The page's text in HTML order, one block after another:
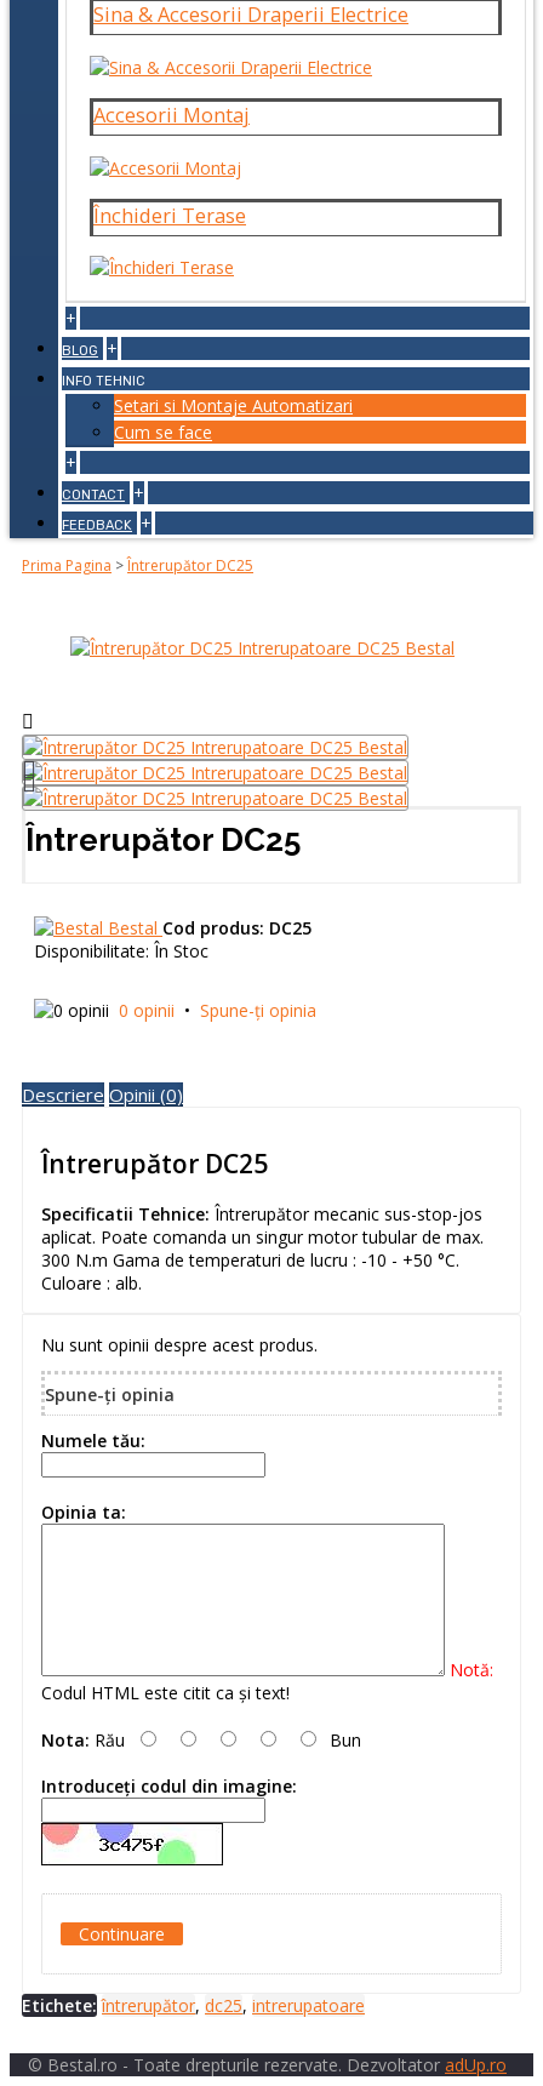
Sina & Accesorii Draperii Electrice
Accesorii Montaj
Închideri Terase
+
BLOG +
INFO TEHNIC
Setari si Montaje Automatizari
Cum se face
+
CONTACT +
FEEDBACK +
Prima Pagina >Întrerupător DC25
Întrerupător DC25
Bestal Cod produs: DC25
Disponibilitate: În Stoc
0 opinii • Spune-ţi opinia
Descriere Opinii (0)
Întrerupător DC25
Specificatii Tehnice: Întrerupător mecanic sus-stop-jos
aplicat. Poate comanda un singur motor tubular de max.
300 N.m Gama de temperaturi de lucru : -10 - +50 °C.
Culoare : alb.
Nu sunt opinii despre acest produs.
Spune-ţi opinia
Numele tău:
Opinia ta:
Notă:
Codul HTML este citit ca şi text!
Nota: Rău
Bun
Introduceţi codul din imagine:
Continuare
Etichete: întrerupător, dc25, intrerupatoare
© Bestal.ro - Toate drepturile rezervate. Dezvoltator adUp.ro